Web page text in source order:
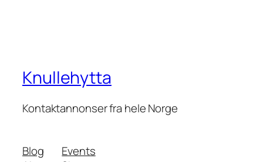
Knullehytta
Kontaktannonser fra hele Norge
Blog
Events